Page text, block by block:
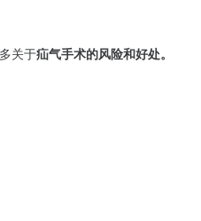
关于疝气手术的风险和好处。